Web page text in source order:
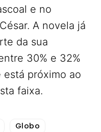
e no
A novela já
da sua
30% e 32%
próximo ao
faixa.
Globo